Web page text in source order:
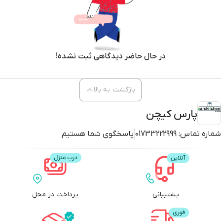
در حال حاضر دیدگاهی ثبت نشده!
پارس کیچن
شماره تماس: 01733222999 پاسخگوی شما هستیم
بازگشت به بالا
پشتیبانی پرداخت در محل